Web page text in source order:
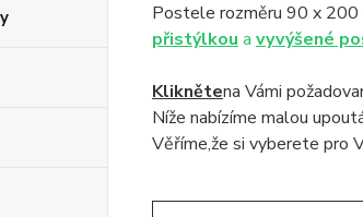
Postele rozměru 90 x 200
přistýlkou a vyvýšené
Kliknětena Vámi
Níže nabízíme malou
Věříme,že si vyberete pro